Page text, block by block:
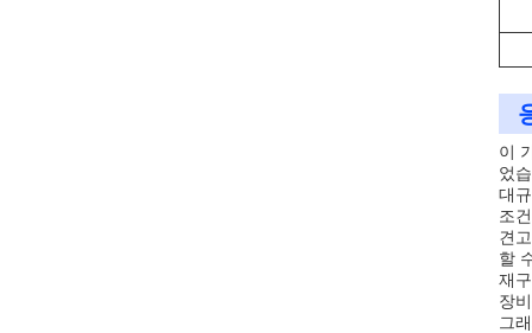
이
었
대
조
견
할
재
장
그